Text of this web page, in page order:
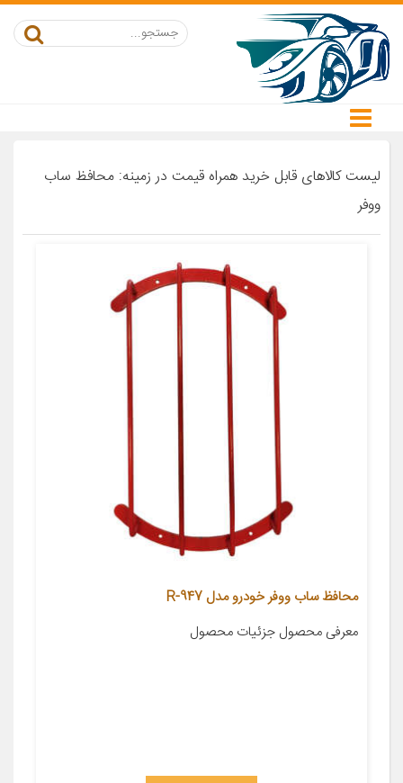
لیست کالاهای قابل خرید همراه قیمت در زمینه: محافظ ساب
ووفر
محافظ ساب ووفر خودرو مدل 947-R
معرفی محصول جزئیات محصول